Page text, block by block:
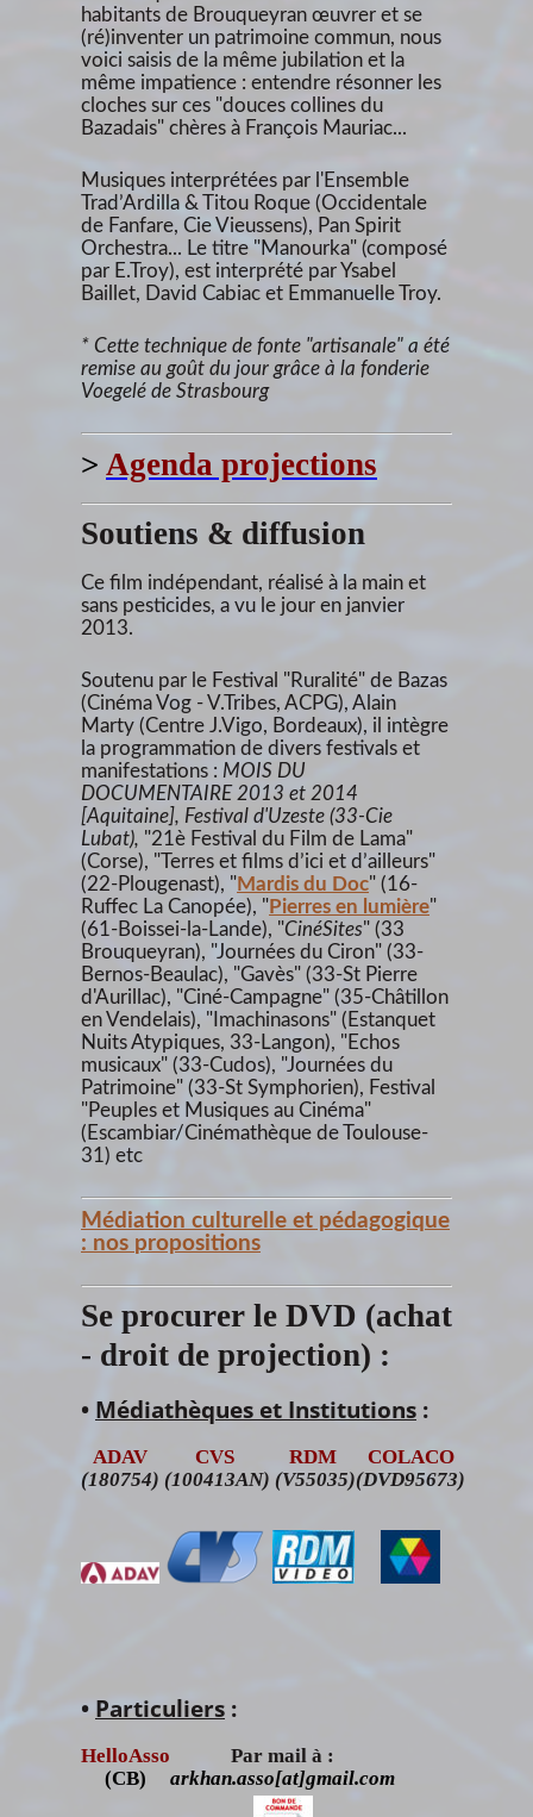
habitants de Brouqueyran œuvrer et se
(ré)inventer un patrimoine commun, nous
voici saisis de la même jubilation et la
même impatience : entendre résonner les
cloches sur ces "douces collines du
Bazadais" chères à François Mauriac...
Musiques interprétées par l'Ensemble
Trad’Ardilla & Titou Roque (Occidentale
de Fanfare, Cie Vieussens), Pan Spirit
Orchestra... Le titre "Manourka" (composé
par E.Troy), est interprété par Ysabel
Baillet, David Cabiac et Emmanuelle Troy.
* Cette technique de fonte "artisanale" a été
remise au goût du jour grâce à la fonderie
Voegelé de Strasbourg
> Agenda projections
Soutiens & diffusion
Ce film indépendant, réalisé à la main et
sans pesticides, a vu le jour en janvier
2013.
Soutenu par le Festival "Ruralité" de Bazas
(Cinéma Vog - V.Tribes, ACPG), Alain
Marty (Centre J.Vigo, Bordeaux), il intègre
la programmation de divers festivals et
manifestations : MOIS DU
DOCUMENTAIRE 2013 et 2014
[Aquitaine], Festival d'Uzeste (33-Cie
Lubat), "21è Festival du Film de Lama"
(Corse), "Terres et films d’ici et d’ailleurs"
(22-Plougenast), "Mardis du Doc" (16-
Ruffec La Canopée), "Pierres en lumière"
(61-Boissei-la-Lande), "CinéSites" (33
Brouqueyran), "Journées du Ciron" (33-
Bernos-Beaulac), "Gavès" (33-St Pierre
d'Aurillac), "Ciné-Campagne" (35-Châtillon
en Vendelais), "Imachinasons" (Estanquet
Nuits Atypiques, 33-Langon), "Echos
musicaux" (33-Cudos), "Journées du
Patrimoine" (33-St Symphorien), Festival
"Peuples et Musiques au Cinéma"
(Escambiar/Cinémathèque de Toulouse-
31) etc
Médiation culturelle et pédagogique
: nos propositions
Se procurer le DVD (achat
- droit de projection) :
• Médiathèques et Institutions :
ADAV
(180754)
CVS
(100413AN)
RDM
(V55035)
COLACO
(DVD95673)
• Particuliers :
HelloAsso
(CB)
Par mail à :
arkhan.asso[at]gmail.com